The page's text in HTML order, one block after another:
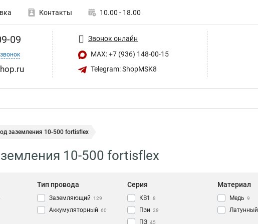
Контакты 10.00 - 18.00
09
Звонок онлайн
MAX: +7 (936) 148-00-15
Telegram: ShopMSK8
заземления 10-500 fortisflex
10-500 fortisflex
Тип провода
Заземляющий 129
Аккумуляторный 60
Серия
КВ1 8
Пзи 28
ПЗ 45
Материал
Медь 9
Латунный